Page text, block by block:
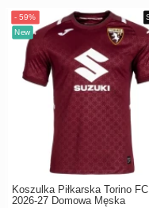
Koszulka Piłkarska Torino FC
2026-27 Domowa Męska